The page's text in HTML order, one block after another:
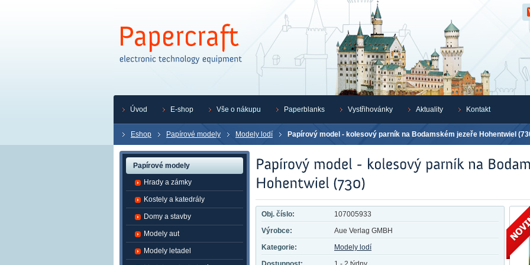
Eshop Papírové modely Modely lodí Papírový model - kolesový parník na Bodamském jezeře Hohentwiel
Obj. číslo:
107005933
Výrobce:
Aue Verlag GMBH
Kategorie:
Modely lodí
Papírové modely
Hrady a zámky
Kostely a katedrály
Domy a stavby
Modely aut
Modely letadel
Úvod E-shop Vše o nákupu Paperblanks Vystřihovánky Aktuality Kontakt